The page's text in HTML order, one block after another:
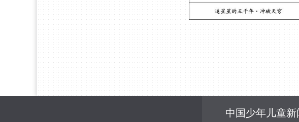
中国少年儿童